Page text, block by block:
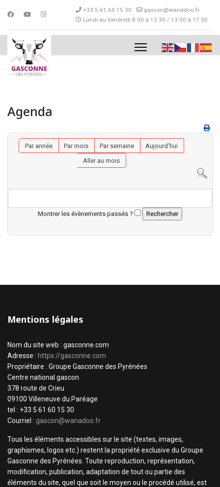
+33 5 61 60 15 30
gascon@wanadoo.fr
Lundi au Vendredi 8:30 à 12:30 / 13:30 à 17:30
Agenda
Par année Par mois Par semaine
Aujourd'hui
Aller au mois
Montrer les évènements passés ?
Mentions légales
Nom du site web : gasconne.com
Adresse : https://gasconne.com
Propriétaire : Groupe Gasconne des Pyrénées
Centre national gascon
378 route de Crieu
09100 Villeneuve du Paréage
tel : +33 5 61 60 15 30
Courriel : gascon@wanadoo.fr
Tous les éléments accessibles sur le site (textes, images,
graphismes, logos etc.) restent la propriété exclusive du Groupe
Gasconne des Pyrénées. Toute reproduction, représentation,
modification, publication, adaptation de tout ou partie des
éléments du site, quel que soit le moyen ou le procédé utilisé, est